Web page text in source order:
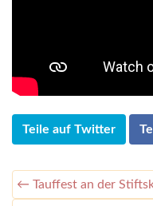
Teile auf Twitter
← Tauffest an der